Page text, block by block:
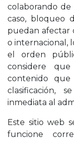
colaborando de
caso, bloqueo
puedan afectar
o internacional,
el orden
considere
contenido
clasificación,
inmediata al
Este sitio web
funcione